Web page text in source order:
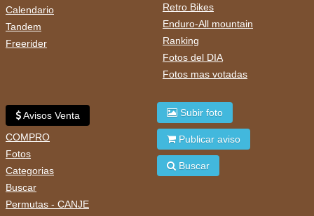
Calendario
Tandem
Freerider
Retro Bikes
Enduro-All mountain
Ranking
Fotos del DIA
Fotos mas votadas
Avisos Venta
COMPRO
Fotos
Categorias
Buscar
Permutas - CANJE
Subir foto
Publicar aviso
Buscar